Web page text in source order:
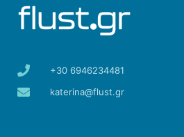
+30 6946234481
katerina@flust.gr